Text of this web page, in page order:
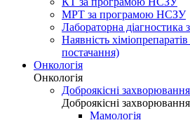
МРТ за програмою НСЗУ
Лабораторна
Наявність
постачання)
Онкологія
Онкологія
Доброякісні захворювання
Доброякісні захворювання
Мамологія